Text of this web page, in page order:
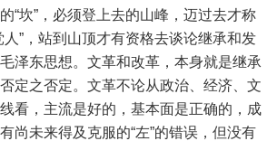
“坎”，必须登上去的山峰，迈过去才称
人”，站到山顶才有资格去谈论继承和发
泽东思想。文革和改革，本身就是继承
定之否定。文革不论从政治、经济、文
看，主流是好的，基本面是正确的，成
尚未来得及克服的“左”的错误，但没有